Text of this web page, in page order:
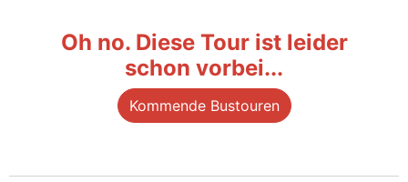
Oh no. Diese Tour ist leider
schon vorbei...
Kommende Bustouren